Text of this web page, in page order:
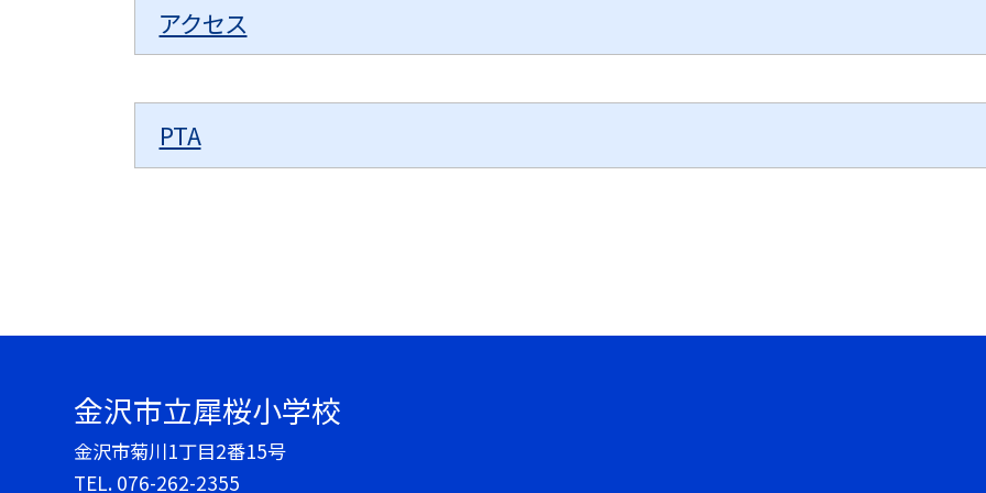
アクセス
PTA
金沢市立犀桜小学校
金沢市菊川1丁目2番15号
TEL. 076-262-2355